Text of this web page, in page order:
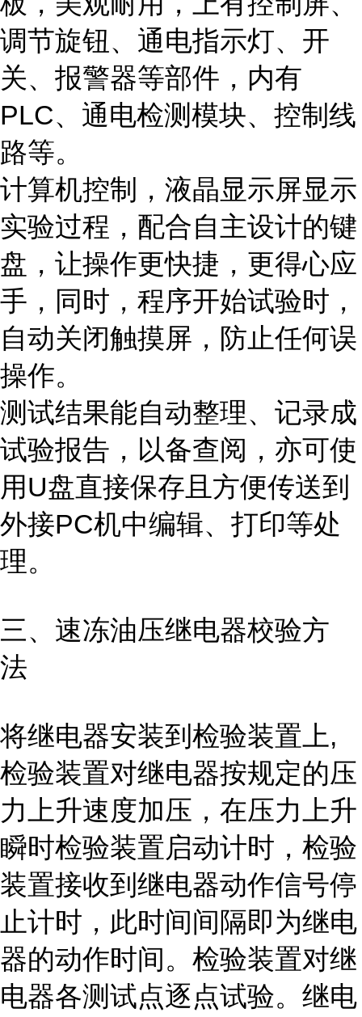
调节旋钮、通电指示灯、开
关、报警器等部件，内有
PLC、通电检测模块、控制线
路等。
计算机控制，液晶显示屏显示
实验过程，配合自主设计的键
盘，让操作更快捷，更得心应
手，同时，程序开始试验时，
自动关闭触摸屏，防止任何误
操作。
测试结果能自动整理、记录成
试验报告，以备查阅，亦可使
用U盘直接保存且方便传送到
外接PC机中编辑、打印等处
理。
三、速冻油压继电器校验方
法
将继电器安装到检验装置上,
检验装置对继电器按规定的压
力上升速度加压，在压力上升
瞬时检验装置启动计时，检验
装置接收到继电器动作信号停
止计时，此时间间隔即为继电
器的动作时间。检验装置对继
电器各测试点逐点试验。继电